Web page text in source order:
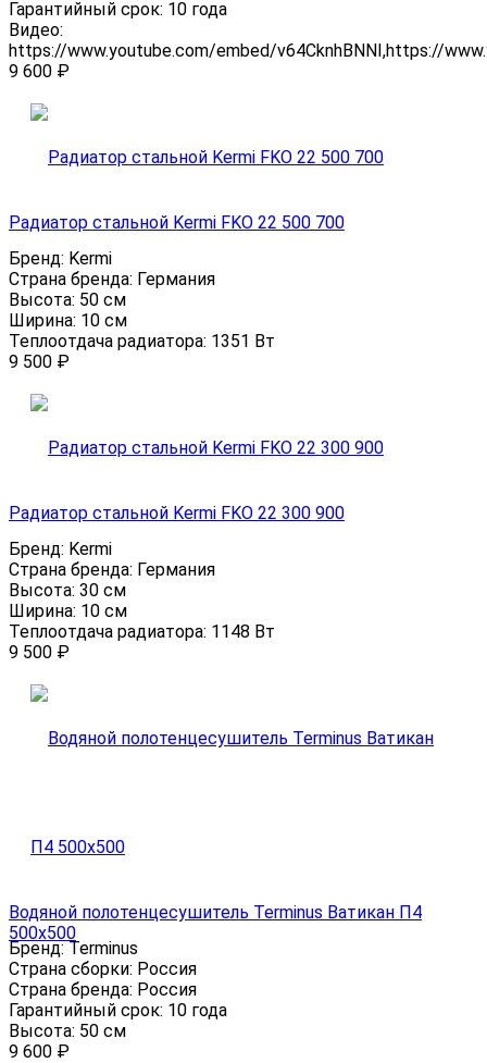
Гарантийный срок: 10 года
Видео:
https://www.youtube.com/embed/v64CknhBNNI,https://
9 600 ₽
Радиатор стальной Kermi FKO 22 500 700
Бренд: Kermi
Страна бренда: Германия
Высота: 50 см
Ширина: 10 см
Теплоотдача радиатора: 1351 Вт
9 500 ₽
Радиатор стальной Kermi FKO 22 300 900
Бренд: Kermi
Страна бренда: Германия
Высота: 30 см
Ширина: 10 см
Теплоотдача радиатора: 1148 Вт
9 500 ₽
Водяной полотенцесушитель Terminus Ватикан П4
500х500
Бренд:Terminus
Страна сборки: Россия
Страна бренда: Россия
Гарантийный срок: 10 года
Высота: 50 см
9 600 ₽